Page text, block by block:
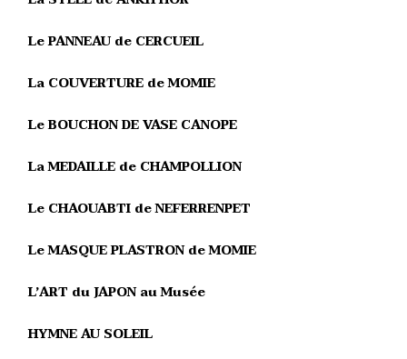
Le PANNEAU de CERCUEIL
La COUVERTURE de MOMIE
Le BOUCHON DE VASE CANOPE
La MEDAILLE de CHAMPOLLION
Le CHAOUABTI de NEFERRENPET
Le MASQUE PLASTRON de MOMIE
L’ART du JAPON au Musée
HYMNE AU SOLEIL